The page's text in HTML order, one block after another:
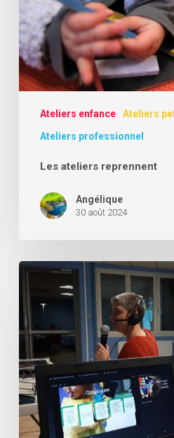
Ateliers enfance
Ateliers
Ateliers professionnel
Les ateliers reprennent
Angélique
30 août 2024
Les
vous
du
mois
de
juin